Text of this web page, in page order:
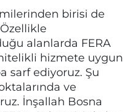
birisi de
alanlarda FERA
hizmete uygun
sarf ediyoruz. Şu
ve
İnşallah Bosna